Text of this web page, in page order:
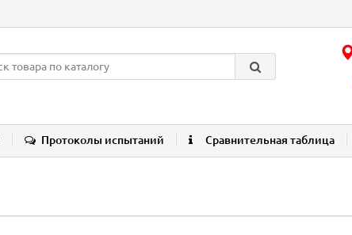
Протоколы испытаний Сравнительная таблица